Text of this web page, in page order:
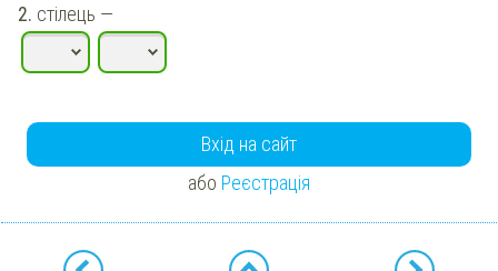
2. стілець —
Вхід на сайт
або Реєстрація